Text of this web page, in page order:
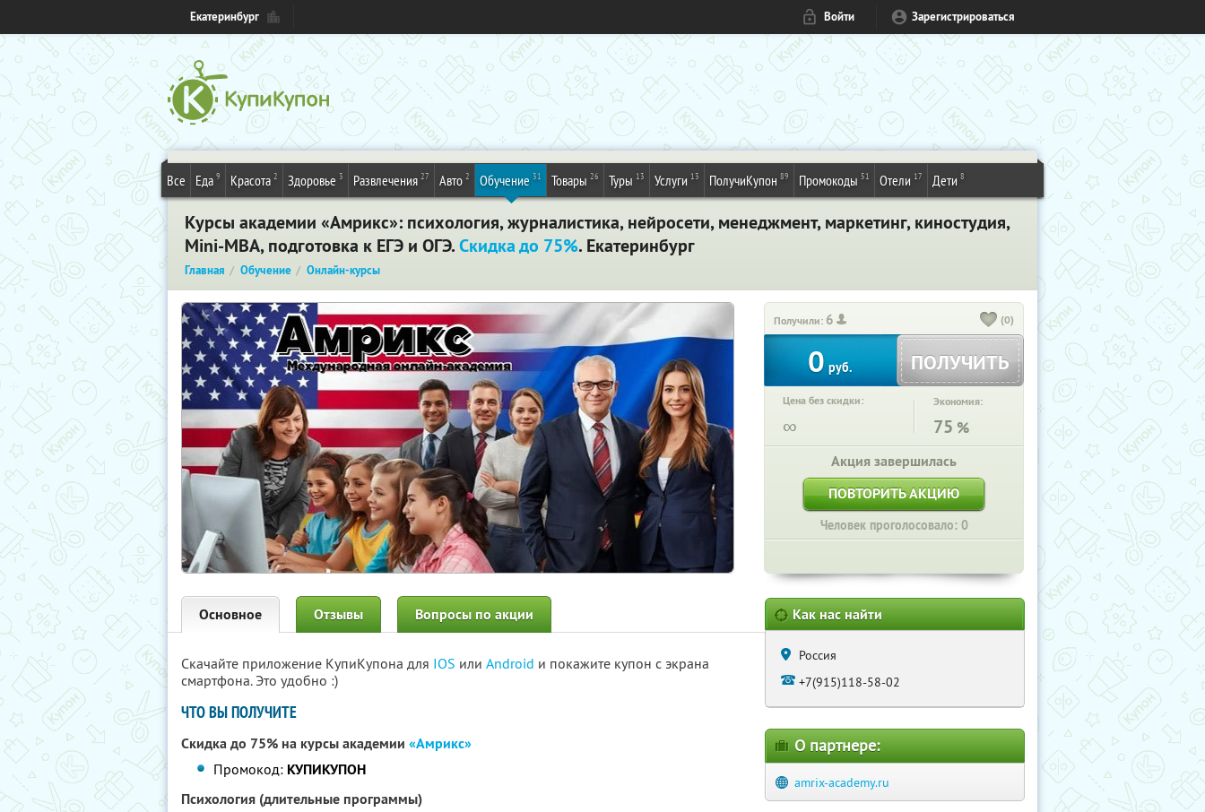
Екатеринбург Войти Зарегистрироваться
Все Еда 9 Красота 2 Здоровье 3 Развлечения 27 Авто 2 Обучение 31 Товары 26 Туры 13 Услуги 13 ПолучиКупон 89 Промокоды 51 Отели 17 Дети 8
Курсы академии «Амрикс»: психология, журналистика, нейросети, менеджмент, маркетинг, киностудия,
Mini-MBA, подготовка к ЕГЭ и ОГЭ.Скидка до 75%. Екатеринбург
Главная Обучение Онлайн-курсы
Получили: 6 (0)
0 руб. ПОЛУЧИТЬ
Цена без скидки:
∞
Экономия:
75 %
Акция завершилась
ПОВТОРИТЬ АКЦИЮ
Человек проголосовало: 0
Основное Отзывы Вопросы по акции
Скачайте приложение КупиКупона для IOS или Android и покажите купон с экрана
смартфона. Это удобно :)
ЧТО ВЫ ПОЛУЧИТЕ
Скидка до 75% на курсы академии «Амрикс»
Промокод: КУПИКУПОН
Психология (длительные программы)
Как нас найти
Россия
+7(915)118-58-02
О партнере:
amrix-academy.ru